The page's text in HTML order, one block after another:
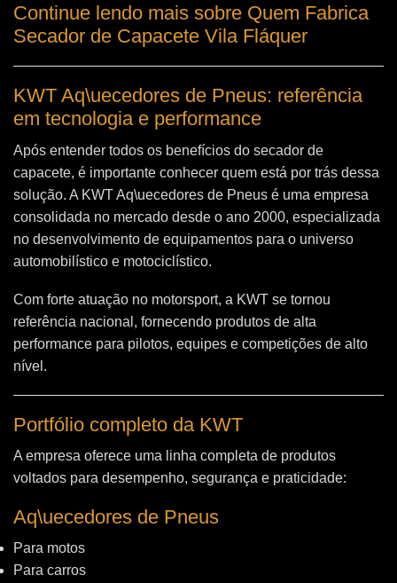
Continue lendo mais sobre Quem Fabrica
Secador de Capacete Vila Fláquer
KWT Aq\uecedores de Pneus: referência
em tecnologia e performance
Após entender todos os benefícios do secador de
capacete, é importante conhecer quem está por trás dessa
solução. A KWT Aq\uecedores de Pneus é uma empresa
consolidada no mercado desde o ano 2000, especializada
no desenvolvimento de equipamentos para o universo
automobilístico e motociclístico.
Com forte atuação no motorsport, a KWT se tornou
referência nacional, fornecendo produtos de alta
performance para pilotos, equipes e competições de alto
nível.
Portfólio completo da KWT
A empresa oferece uma linha completa de produtos
voltados para desempenho, segurança e praticidade:
Aq\uecedores de Pneus
Para motos
Para carros